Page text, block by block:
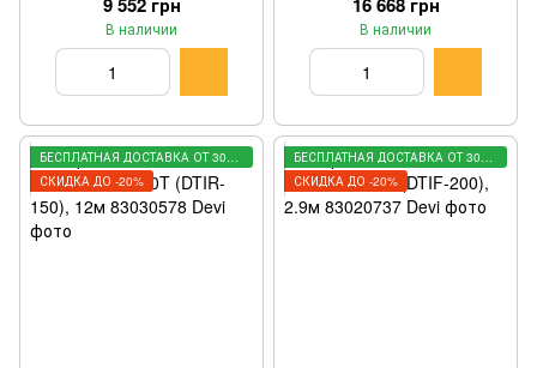
В наличии В наличии
БЕСПЛАТНАЯ ДОСТАВКА ОТ 3000 ГРН
СКИДКА ДО -20%
БЕСПЛАТНАЯ ДОСТАВКА ОТ 3000 ГРН
СКИДКА ДО -20%